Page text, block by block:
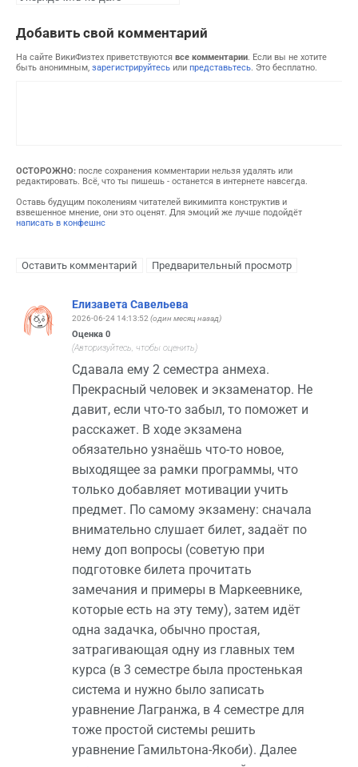
Добавить свой комментарий
На сайте ВикиФизтех приветствуются все комментарии. Если вы не хотите
быть анонимным, зарегистрируйтесь или представьтесь. Это бесплатно.
ОСТОРОЖНО: после сохранения комментарии нельзя удалять или
редактировать. Всё, что ты пишешь - останется в интернете навсегда.
Оставь будущим поколениям читателей викимипта конструктив и
взвешенное мнение, они это оценят. Для эмоций же лучше подойдёт
написать в конфешнс
Елизавета Савельева
2026-06-24 14:13:52 (один месяц назад)
Оценка 0
(Авторизуйтесь, чтобы оценить)
Сдавала ему 2 семестра анмеха.
Прекрасный человек и экзаменатор. Не
давит, если что-то забыл, то поможет и
расскажет. В ходе экзамена
обязательно узнаёшь что-то новое,
выходящее за рамки программы, что
только добавляет мотивации учить
предмет. По самому экзамену: сначала
внимательно слушает билет, задаёт по
нему доп вопросы (советую при
подготовке билета прочитать
замечания и примеры в Маркеевнике,
которые есть на эту тему), затем идёт
одна задачка, обычно простая,
затрагивающая одну из главных тем
курса (в 3 семестре была простенькая
система и нужно было записать
уравнение Лагранжа, в 4 семестре для
тоже простой системы решить
уравнение Гамильтона-Якоби). Далее